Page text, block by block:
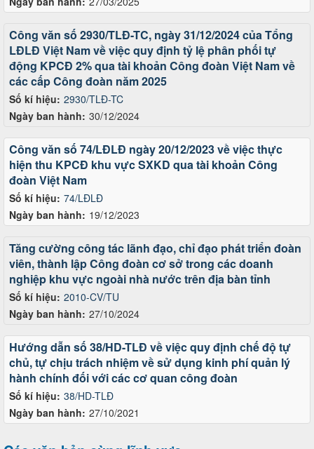
Số kí hiệu: 2930/TLĐ-TC
Ngày ban hành: 30/12/2024
Công văn số 2930/TLĐ-TC, ngày 31/12/2024 của Tổng
LĐLĐ Việt Nam về việc quy định tỷ lệ phân phối tự
động KPCĐ 2% qua tài khoản Công đoàn Việt Nam về
các cấp Công đoàn năm 2025
Số kí hiệu: 74/LĐLĐ
Ngày ban hành: 19/12/2023
Công văn số 74/LĐLĐ ngày 20/12/2023 về việc thực
hiện thu KPCĐ khu vực SXKD qua tài khoản Công
đoàn Việt Nam
Số kí hiệu: 2010-CV/TU
Ngày ban hành: 27/10/2024
Tăng cường công tác lãnh đạo, chỉ đạo phát triển đoàn
viên, thành lập Công đoàn cơ sở trong các doanh
nghiệp khu vực ngoài nhà nước trên địa bàn tỉnh
Số kí hiệu: 38/HD-TLĐ
Ngày ban hành: 27/10/2021
Hướng dẫn số 38/HD-TLĐ về việc quy định chế độ tự
chủ, tự chịu trách nhiệm về sử dụng kinh phí quản lý
hành chính đối với các cơ quan công đoàn